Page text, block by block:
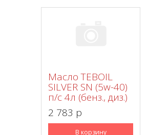
Масло TEBOIL
SILVER SN (5w-40)
п/с 4л (бенз., диз.)
2 783 p
В корзину